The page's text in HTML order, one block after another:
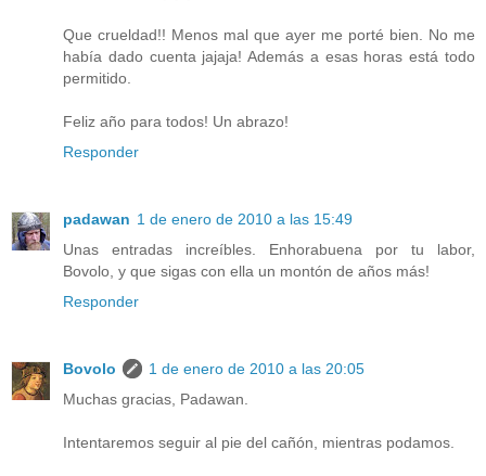
Que crueldad!! Menos mal que ayer me porté bien. No me
había dado cuenta jajaja! Además a esas horas está todo
permitido.
Feliz año para todos! Un abrazo!
Responder
padawan 1 de enero de 2010 a las 15:49
Unas entradas increíbles. Enhorabuena por tu labor,
Bovolo, y que sigas con ella un montón de años más!
Responder
Bovolo
1 de enero de 2010 a las 20:05
Muchas gracias, Padawan.
Intentaremos seguir al pie del cañón, mientras podamos.